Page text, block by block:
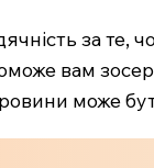
за те,
вам
може